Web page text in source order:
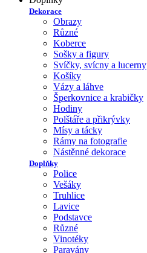
Dekorace
Obrazy
Různé
Koberce
Sošky a figury
Svíčky, svícny a lucerny
Košíky
Vázy a láhve
Šperkovnice a krabičky
Hodiny
Polštáře a přikrývky
Mísy a tácky
Rámy na fotografie
Nástěnné dekorace
Doplňky
Police
Vešáky
Truhlice
Lavice
Podstavce
Různé
Vinotéky
Paravány